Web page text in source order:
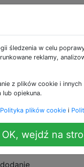
łatwe do
śledzenia w celu
reklamy,
z plików cookie i
lub opiekuna.
Polityka plików cookie i
OK, wejdź na